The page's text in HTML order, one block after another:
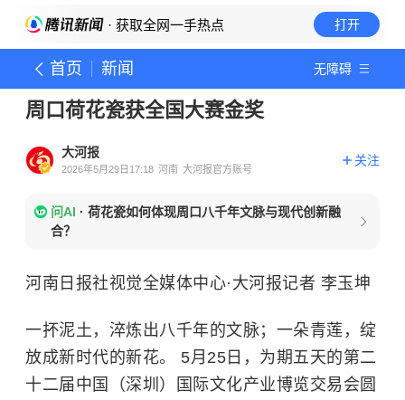
· 获取全网一手热点 打开
首页 新闻 无障碍
周口荷花瓷获全国大赛金奖
大河报
2026年5月29日17:18 河南 大河报官方账号
关注
问AI · 荷花瓷如何体现周口八千年文脉与现代创新融
合？
河南日报社视觉全媒体中心·大河报记者 李玉坤
一抔泥土，淬炼出八千年的文脉；一朵青莲，绽
放成新时代的新花。 5月25日，为期五天的第二
十二届中国（深圳）国际文化产业博览交易会圆